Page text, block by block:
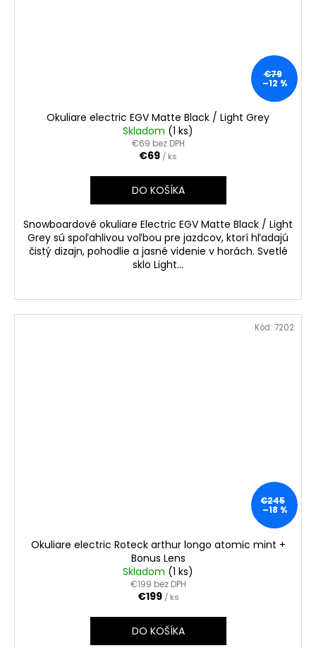
€79
–12 %
Okuliare electric EGV Matte Black / Light Grey
Skladom (1 ks)
€69 bez DPH
€69 / ks
DO KOŠÍKA
Snowboardové okuliare Electric EGV Matte Black / Light
Grey sú spoľahlivou voľbou pre jazdcov, ktorí hľadajú
čistý dizajn, pohodlie a jasné videnie v horách. Svetlé
sklo Light...
€245
–18 %
Okuliare electric Roteck arthur longo atomic mint +
Bonus Lens
Skladom (1 ks)
€199 bez DPH
€199 / ks
DO KOŠÍKA
Kód: 7202